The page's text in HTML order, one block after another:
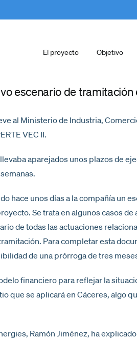
El proyecto Objetivo
escenario de
al Ministerio de Industria,
VEC II.
aparejados unos plazos de
hace unos días a la compañía un
Se trata en algunos casos
de todas las actuaciones
Para completar esta
de una prórroga de tres
financiero para reflejar la
que se aplicará en Cáceres, algo
Ramón Jiménez, ha